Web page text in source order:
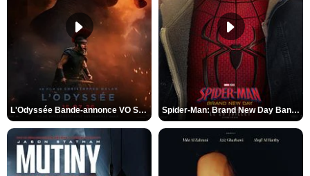
L'Odyssée Bande-annonce VO STFR Spider-Man: Brand New Day Bande-annonce VO STFR